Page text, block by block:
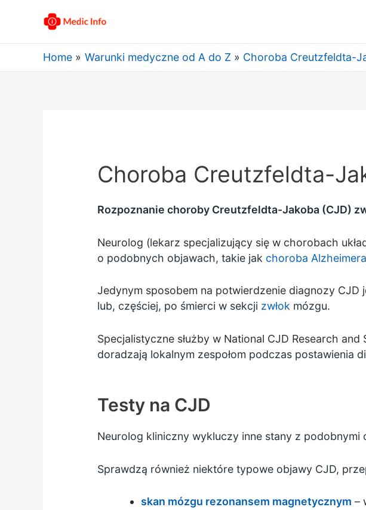
Home Warunki medyczne od A do Z Choroba Creutzfeldta-
Choroba Creutzfeldta-
Rozpoznanie choroby Creutzfeldta-Jakoba (CJD)
Neurolog (lekarz specjalizujący się w chorobach
o podobnych objawach, takie jak choroba
Jedynym sposobem na potwierdzenie diagnozy
lub, częściej, po śmierci w sekcji zwłokmózgu.
Specjalistyczne służby w National CJD Research and
doradzają lokalnym zespołom podczas postawienia
Testy na CJD
Neurolog kliniczny wykluczy inne stany z podobnymi
Sprawdzą również niektóre typowe objawy CJD,
skan mózgu rezonansem magnetycznym –